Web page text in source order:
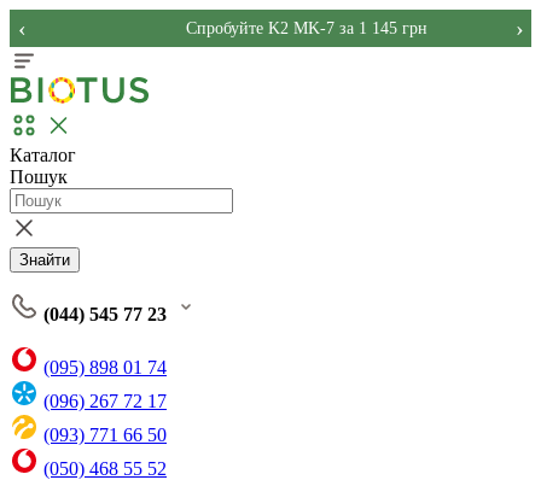
Спробуйте K2 MK-7 за 1 145 грн
‹ ›
Каталог
Пошук
Знайти
(044) 545 77 23
(095) 898 01 74
(096) 267 72 17
(093) 771 66 50
(050) 468 55 52